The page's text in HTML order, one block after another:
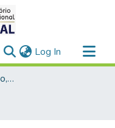
Log In (current)
Pró-Reitoria de Graduação, Extensão e Ação Comunitária